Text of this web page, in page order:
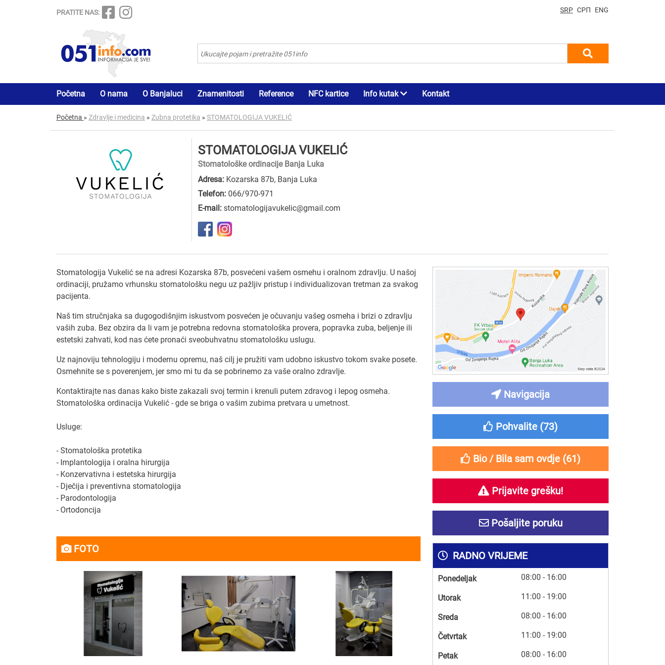
PRATITE NAS: SRP СРП ENG
Početna O nama O Banjaluci Znamenitosti Reference NFC kartice Info kutak Kontakt
Početna » Zdravlje i medicina » Zubna protetika » STOMATOLOGIJA VUKELIĆ
STOMATOLOGIJA VUKELIĆ
Stomatološke ordinacije Banja Luka
Adresa: Kozarska 87b, Banja Luka
Telefon: 066/970-971
E-mail: stomatologijavukelic@gmail.com
Stomatologija Vukelić se na adresi Kozarska 87b, posvećeni vašem osmehu i oralnom zdravlju. U našoj
ordinaciji, pružamo vrhunsku stomatološku negu uz pažljiv pristup i individualizovan tretman za svakog
pacijenta.
Naš tim stručnjaka sa dugogodišnjim iskustvom posvećen je očuvanju vašeg osmeha i brizi o zdravlju
vaših zuba. Bez obzira da li vam je potrebna redovna stomatološka provera, popravka zuba, beljenje ili
estetski zahvati, kod nas ćete pronaći sveobuhvatnu stomatološku uslugu.
Uz najnoviju tehnologiju i modernu opremu, naš cilj je pružiti vam udobno iskustvo tokom svake posete.
Osmehnite se s poverenjem, jer smo mi tu da se pobrinemo za vaše oralno zdravlje.
Kontaktirajte nas danas kako biste zakazali svoj termin i krenuli putem zdravog i lepog osmeha.
Stomatološka ordinacija Vukelić - gde se briga o vašim zubima pretvara u umetnost.
Usluge:
- Stomatološka protetika
- Implantologija i oralna hirurgija
- Konzervativna i estetska hirurgija
- Dječija i preventivna stomatologija
- Parodontologija
- Ortodoncija
FOTO
Navigacija
Pohvalite (73)
Bio / Bila sam ovdje (61)
Prijavite grešku!
Pošaljite poruku
RADNO VRIJEME
Ponedeljak 08:00 - 16:00
Utorak 11:00 - 19:00
Sreda 08:00 - 16:00
Četvrtak 11:00 - 19:00
Petak 08:00 - 16:00